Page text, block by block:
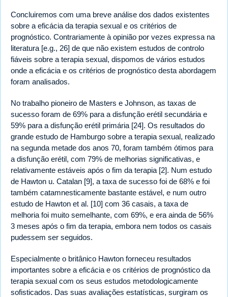
Concluiremos com uma breve análise dos dados existentes
sobre a eficácia da terapia sexual e os critérios de
prognóstico. Contrariamente à opinião por vezes expressa na
literatura [e.g., 26] de que não existem estudos de controlo
fiáveis sobre a terapia sexual, dispomos de vários estudos
onde a eficácia e os critérios de prognóstico desta abordagem
foram analisados.
No trabalho pioneiro de Masters e Johnson, as taxas de
sucesso foram de 69% para a disfunção erétil secundária e
59% para a disfunção erétil primária [24]. Os resultados do
grande estudo de Hamburgo sobre a terapia sexual, realizado
na segunda metade dos anos 70, foram também ótimos para
a disfunção erétil, com 79% de melhorias significativas, e
relativamente estáveis após o fim da terapia [2]. Num estudo
de Hawton u. Catalan [9], a taxa de sucesso foi de 68% e foi
também catamnesticamente bastante estável, e num outro
estudo de Hawton et al. [10] com 36 casais, a taxa de
melhoria foi muito semelhante, com 69%, e era ainda de 56%
3 meses após o fim da terapia, embora nem todos os casais
pudessem ser seguidos.
Especialmente o britânico Hawton forneceu resultados
importantes sobre a eficácia e os critérios de prognóstico da
terapia sexual com os seus estudos metodologicamente
sofisticados. Das suas avaliações estatísticas, surgiram os